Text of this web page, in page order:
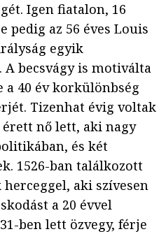
Igen fiatalon, 16
pedig az 56 éves Louis
egyik
becsvágy is motiválta
a 40 év korkülönbség
Tizenhat évig voltak
érett nő lett, aki nagy
és két
1526-ban találkozott
aki szívesen
a 20 évvel
ben lett özvegy, férje